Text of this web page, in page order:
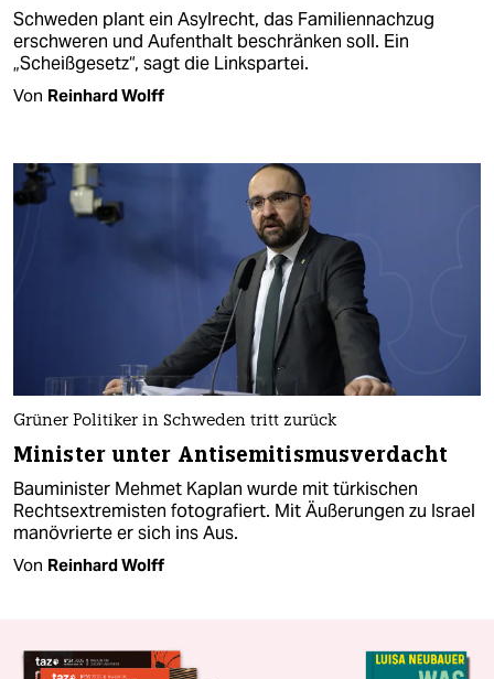
Schweden plant ein Asylrecht, das Familiennachzug
erschweren und Aufenthalt beschränken soll. Ein
„Scheißgesetz“, sagt die Linkspartei.
Von Reinhard Wolff
Grüner Politiker in Schweden tritt zurück
Minister unter Antisemitismusverdacht
Bauminister Mehmet Kaplan wurde mit türkischen
Rechtsextremisten fotografiert. Mit Äußerungen zu Israel
manövrierte er sich ins Aus.
Von Reinhard Wolff